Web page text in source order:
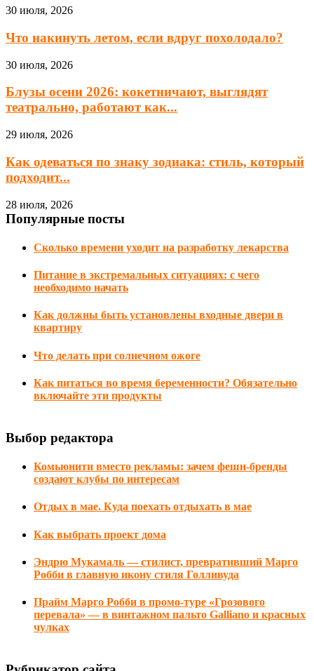
30 июля, 2026
Что накинуть летом, если вдруг похолодало?
30 июля, 2026
Блузы осени 2026: кокетничают, выглядят
театрально, работают как...
29 июля, 2026
Как одеваться по знаку зодиака: стиль, который
подходит...
28 июля, 2026
Популярные посты
Сколько времени уходит на разработку лекарства
Питание в экстремальных ситуациях: с чего
необходимо начать
Как должны быть установлены входные двери в
квартиру
Что делать при солнечном ожоге
Как питаться во время беременности? Обязательно
включайте эти продукты
Выбор редактора
Комьюнити вместо рекламы: зачем фешн-бренды
создают клубы по интересам
Отдых в мае. Куда поехать отдыхать в мае
Как выбрать проект дома
Эндрю Мукамаль — стилист, превративший Марго
Робби в главную икону стиля Голливуда
Прайм Марго Робби в промо-туре «Грозового
перевала» — в винтажном пальто Galliano и красных
чулках